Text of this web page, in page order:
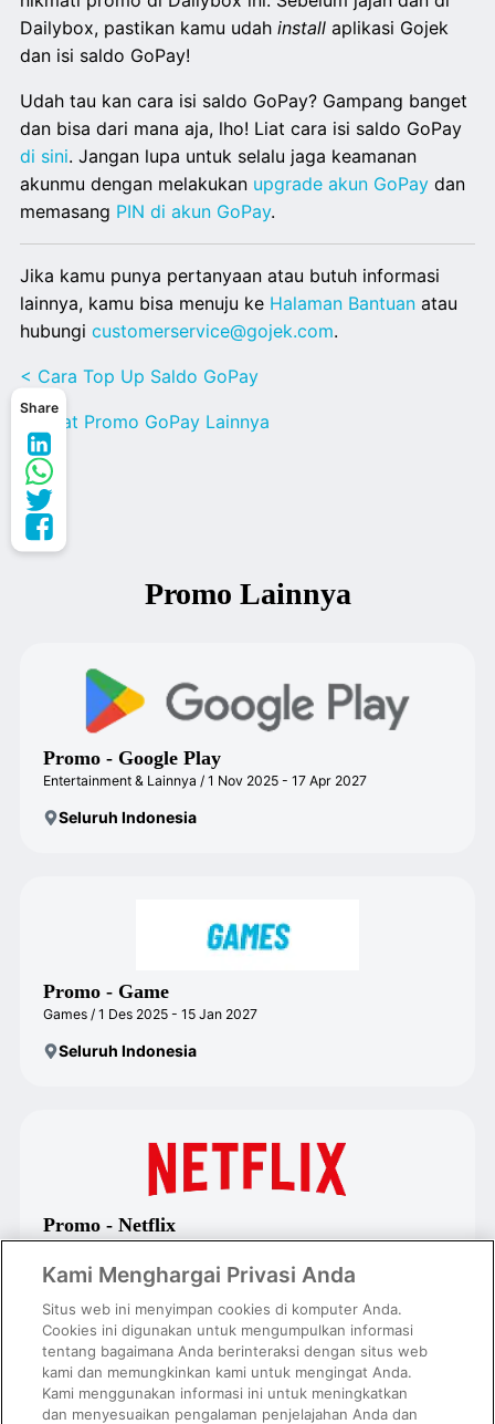
Share
Dailybox, pastikan kamu udah installaplikasi Gojek
dan isi saldo GoPay!
Udah tau kan cara isi saldo GoPay? Gampang banget
dan bisa dari mana aja, lho! Liat cara isi saldo GoPay
di sini. Jangan lupa untuk selalu jaga keamanan
akunmu dengan melakukan upgrade akun GoPaydan
memasang PIN di akun GoPay.
Jika kamu punya pertanyaan atau butuh informasi
lainnya, kamu bisa menuju ke Halaman Bantuanatau
hubungi customerservice@gojek.com.
< Cara Top Up Saldo GoPay
< Lihat Promo GoPay Lainnya
Promo Lainnya
Promo - Google Play
Entertainment & Lainnya / 1 Nov 2025 - 17 Apr 2027
Seluruh Indonesia
Promo - Game
Games / 1 Des 2025 - 15 Jan 2027
Seluruh Indonesia
Promo - Netflix
Seluruh Indonesia
Kami Menghargai Privasi Anda
Situs web ini menyimpan cookies di komputer Anda.
Cookies ini digunakan untuk mengumpulkan informasi
tentang bagaimana Anda berinteraksi dengan situs web
kami dan memungkinkan kami untuk mengingat Anda.
Kami menggunakan informasi ini untuk meningkatkan
dan menyesuaikan pengalaman penjelajahan Anda dan